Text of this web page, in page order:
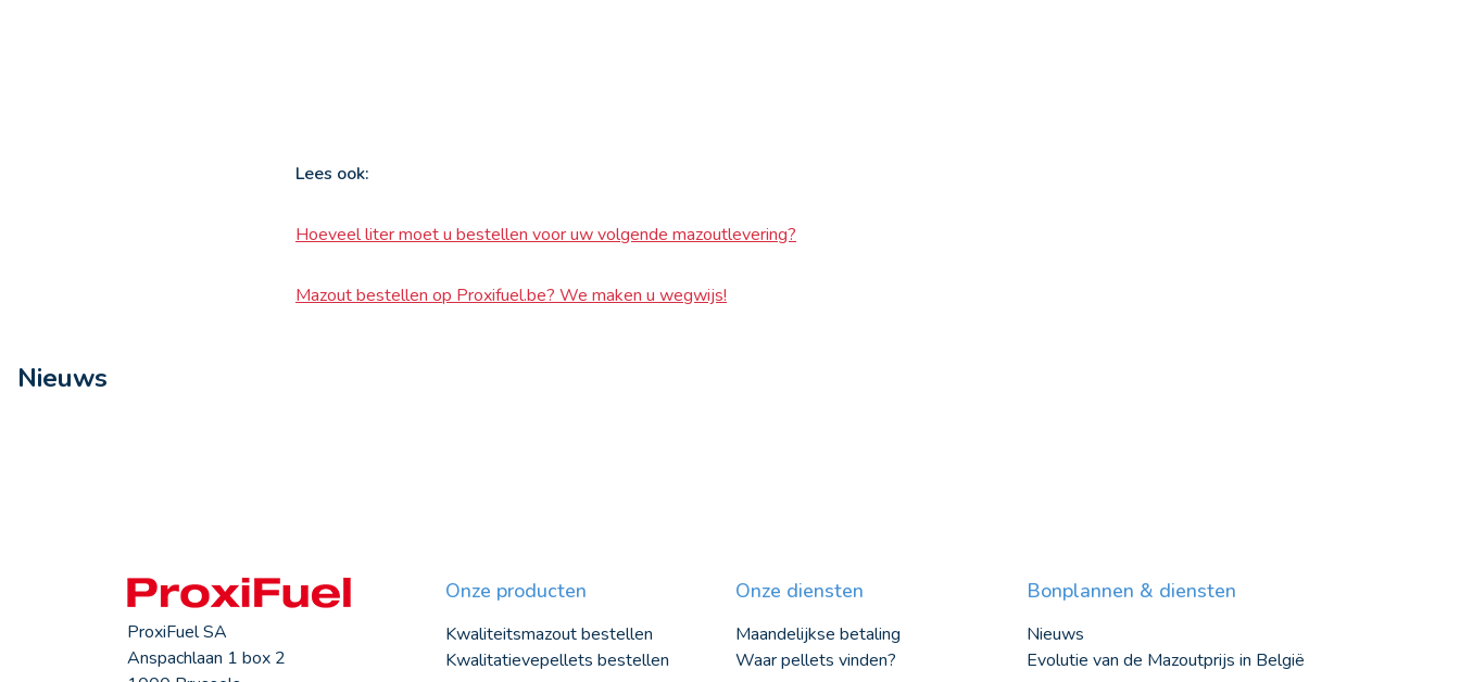
Lees ook:
Hoeveel liter moet u bestellen voor uw volgende mazoutlevering?
Mazout bestellen op Proxifuel.be? We maken u wegwijs!
Nieuws
ProxiFuel SA
Anspachlaan 1 box 2
Onze producten
Kwaliteitsmazout bestellen
Kwalitatievepellets bestellen
Onze diensten
Maandelijkse betaling
Waar pellets vinden?
Bonplannen & diensten
Nieuws
Evolutie van de Mazoutprijs in België